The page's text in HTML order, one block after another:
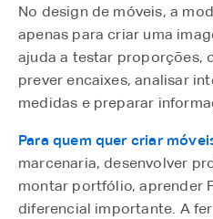
No design de móveis, a
apenas para criar uma
ajuda a testar proporções,
prever encaixes, analisar
medidas e preparar
Para quem quer criar
marcenaria, desenvolver
montar portfólio, aprender
diferencial importante. A